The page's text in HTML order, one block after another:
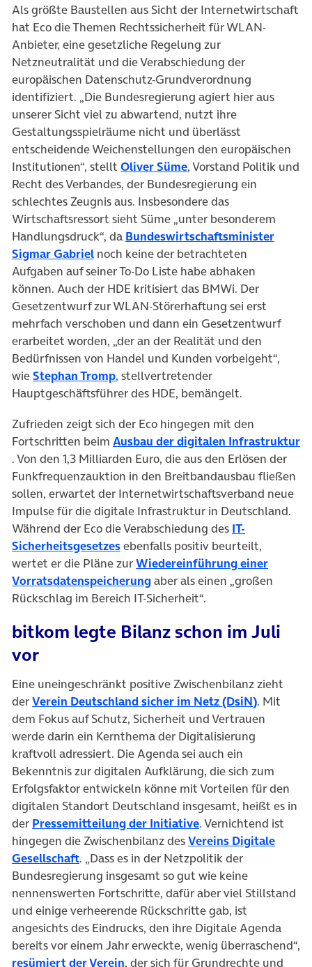
Als größte Baustellen aus Sicht der Internetwirtschaft
hat Eco die Themen Rechtssicherheit für WLAN-
Anbieter, eine gesetzliche Regelung zur
Netzneutralität und die Verabschiedung der
europäischen Datenschutz-Grundverordnung
identifiziert. „Die Bundesregierung agiert hier aus
unserer Sicht viel zu abwartend, nutzt ihre
Gestaltungsspielräume nicht und überlässt
entscheidende Weichenstellungen den europäischen
Institutionen“, stellt Oliver Süme(öffnet in neuem Tab)
, Vorstand Politik und
Recht des Verbandes, der Bundesregierung ein
schlechtes Zeugnis aus. Insbesondere das
Wirtschaftsressort sieht Süme „unter besonderem
Handlungsdruck“, da Bundeswirtschaftsminister
Sigmar Gabriel(öffnet in neuem Tab)
noch keine der betrachteten
Aufgaben auf seiner To-Do Liste habe abhaken
können. Auch der HDE kritisiert das BMWi. Der
Gesetzentwurf zur WLAN-Störerhaftung sei erst
mehrfach verschoben und dann ein Gesetzentwurf
erarbeitet worden, „der an der Realität und den
Bedürfnissen von Handel und Kunden vorbeigeht“,
wieStephan Tromp(öffnet in neuem Tab)
, stellvertretender
Hauptgeschäftsführer des HDE, bemängelt.
Zufrieden zeigt sich der Eco hingegen mit den
Fortschritten beim Ausbau der digitalen Infrastruktur
(öffnet in neuem Tab)
. Von den 1,3 Milliarden Euro, die aus den Erlösen der
Funkfrequenzauktion in den Breitbandausbau fließen
sollen, erwartet der Internetwirtschaftsverband neue
Impulse für die digitale Infrastruktur in Deutschland.
Während der Eco die Verabschiedung des IT-
Sicherheitsgesetzes(öffnet in neuem Tab)
ebenfalls positiv beurteilt,
wertet er die Pläne zurWiedereinführung einer
Vorratsdatenspeicherung(öffnet in neuem Tab)
aber als einen „großen
Rückschlag im Bereich IT-Sicherheit“.
bitkom legte Bilanz schon im Juli
vor
Eine uneingeschränkt positive Zwischenbilanz zieht
derVerein Deutschland sicher im Netz (DsiN)(öffnet in
. Mit
dem Fokus auf Schutz, Sicherheit und Vertrauen
werde darin ein Kernthema der Digitalisierung
kraftvoll adressiert. Die Agenda sei auch ein
Bekenntnis zur digitalen Aufklärung, die sich zum
Erfolgsfaktor entwickeln könne mit Vorteilen für den
digitalen Standort Deutschland insgesamt, heißt es in
der Pressemitteilung der Initiative(öffnet in neuem
. Vernichtend ist
hingegen die Zwischenbilanz desVereins Digitale
Gesellschaft(öffnet in neuem Tab)
. „Dass es in der Netzpolitik der
Bundesregierung insgesamt so gut wie keine
nennenswerten Fortschritte, dafür aber viel Stillstand
und einige verheerende Rückschritte gab, ist
angesichts des Eindrucks, den ihre Digitale Agenda
bereits vor einem Jahr erweckte, wenig überraschend“,
resümiert der Verein(öffnet in neuem Tab)
, der sich für Grundrechte und